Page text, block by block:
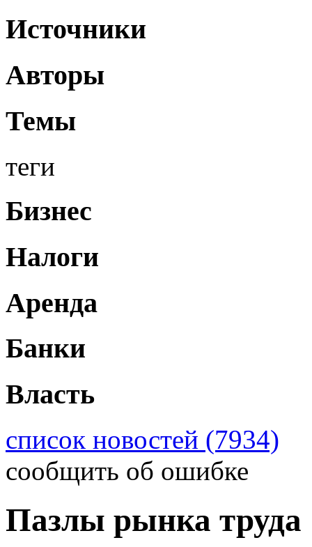
Источники
Авторы
Темы
теги
Бизнес
Налоги
Аренда
Банки
Власть
список новостей (7934)
сообщить об ошибке
Пазлы рынка труда